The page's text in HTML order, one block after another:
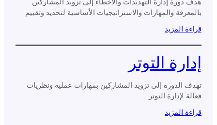
هدف دورة إدارة التهديدات والأخطاء إلى تزويد المشاركين
بالمعرفة والمهارات والاستراتيجيات الأساسية لتحديد وتقييم
قراءة المزيد
إدارة التوتر
تهدف الدورة إلى تزويد المشاركين بمهارات عملية ونظريات
فعالة لإدارة التوتر
قراءة المزيد